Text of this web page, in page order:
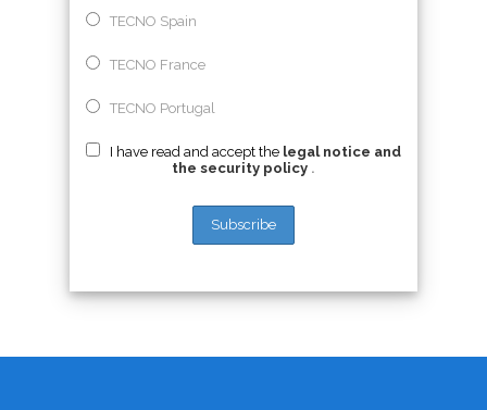
TECNO Spain
TECNO France
TECNO Portugal
I have read and accept the legal notice and
the security policy .